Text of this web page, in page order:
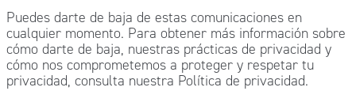
Puedes darte de baja de estas comunicaciones en
cualquier momento. Para obtener más información sobre
cómo darte de baja, nuestras prácticas de privacidad y
cómo nos comprometemos a proteger y respetar tu
privacidad, consulta nuestra Política de privacidad.